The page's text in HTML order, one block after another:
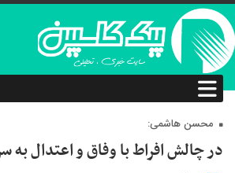
محسن هاشمی:
در چالش افراط با وفاق و اعتدال به